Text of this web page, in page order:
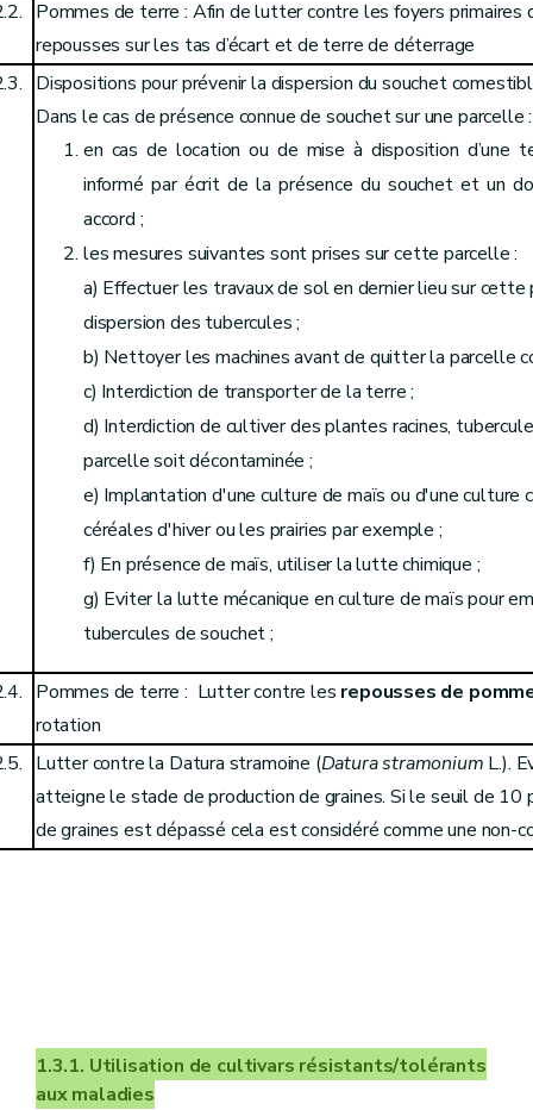
Pommes de terre : Afin de lutter contre les foyers primaires
repousses sur les tas d’écart et de terre de déterrage
Dispositions pour prévenir la dispersion du souchet
Dans le cas de présence connue de souchet sur une parcelle :
en cas de location ou de mise à disposition d’une
informé par écrit de la présence du souchet et un
accord ;
les mesures suivantes sont prises sur cette parcelle :
a) Effectuer les travaux de sol en dernier lieu sur
dispersion des tubercules ;
b) Nettoyer les machines avant de quitter la parcelle
c) Interdiction de transporter de la terre ;
d) Interdiction de cultiver des plantes racines,
parcelle soit décontaminée ;
e) Implantation d'une culture de maïs ou d'une
céréales d'hiver ou les prairies par exemple ;
f) En présence de maïs, utiliser la lutte chimique ;
g) Eviter la lutte mécanique en culture de maïs pour
tubercules de souchet ;
Pommes de terre : Lutter contre les repousses de
rotation
Lutter contre la Datura stramoine (Datura stramonium L.).
atteigne le stade de production de graines. Si le seuil de 10
de graines est dépassé cela est considéré comme une non-
1.3.1. Utilisation de cultivars résistants/tolérants
aux maladies